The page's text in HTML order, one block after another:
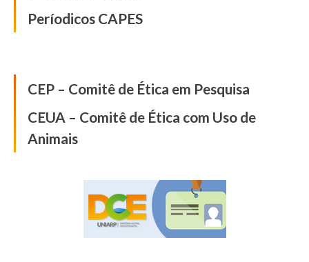
Períodicos CAPES
CEP – Comitê de Ética em Pesquisa
CEUA – Comitê de Ética com Uso de
Animais